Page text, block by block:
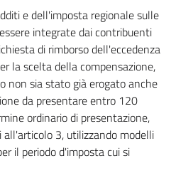
e dell'imposta regionale sulle
integrate dai contribuenti
di rimborso dell'eccedenza
la scelta della compensazione,
non sia stato già erogato anche
da presentare entro 120
ordinario di presentazione,
all'articolo 3, utilizzando modelli
il periodo d'imposta cui si